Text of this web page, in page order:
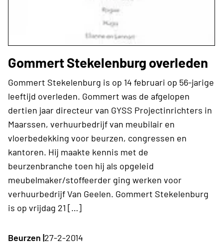
Gommert Stekelenburg overleden
Gommert Stekelenburg is op 14 februari op 56-jarige
leeftijd overleden. Gommert was de afgelopen
dertien jaar directeur van GYSS Projectinrichters in
Maarssen, verhuurbedrijf van meubilair en
vloerbedekking voor beurzen, congressen en
kantoren. Hij maakte kennis met de
beurzenbranche toen hij als opgeleid
meubelmaker/stoffeerder ging werken voor
verhuurbedrijf Van Geelen. Gommert Stekelenburg
is op vrijdag 21 […]
Beurzen |27-2-2014